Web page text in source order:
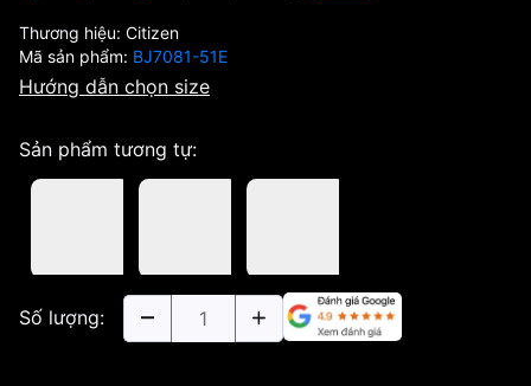
Thương hiệu: Citizen
Mã sản phẩm: BJ7081-51E
Hướng dẫn chọn size
Sản phẩm tương tự:
Số lượng: